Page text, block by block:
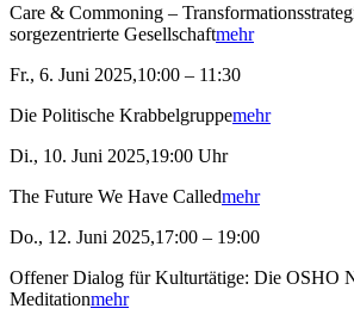
Care & Commoning –
sorgezentrierte Gesellschaftmehr
Fr., 6. Juni 2025,10:00 – 11:30
Die Politische Krabbelgruppemehr
Di., 10. Juni 2025,19:00 Uhr
The Future We Have Calledmehr
Do., 12. Juni 2025,17:00 – 19:00
Offener Dialog für Kulturtätige: Die OSHO
Meditationmehr